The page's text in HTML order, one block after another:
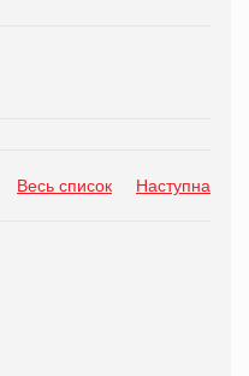
Весь список Наступна